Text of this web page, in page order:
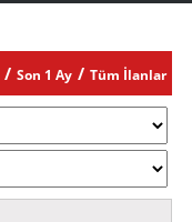
Son 1 Ay Tüm İlanlar